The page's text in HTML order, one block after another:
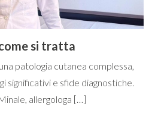
si tratta
patologia cutanea complessa,
significativi e sfide diagnostiche.
allergologa […]